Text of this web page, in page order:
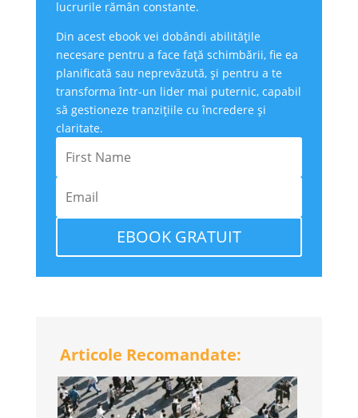
lucrurile rămân constante.
Din acest ebook vei dobândi abilitățile
necesare pentru a face față schimbării, fie ea
planificată sau neprevăzută, și pentru a te
transforma într-un lider mai puternic, capabil
să gestioneze tranzițiile cu încredere și
claritate.
EBOOK GRATUIT
Articole Recomandate: